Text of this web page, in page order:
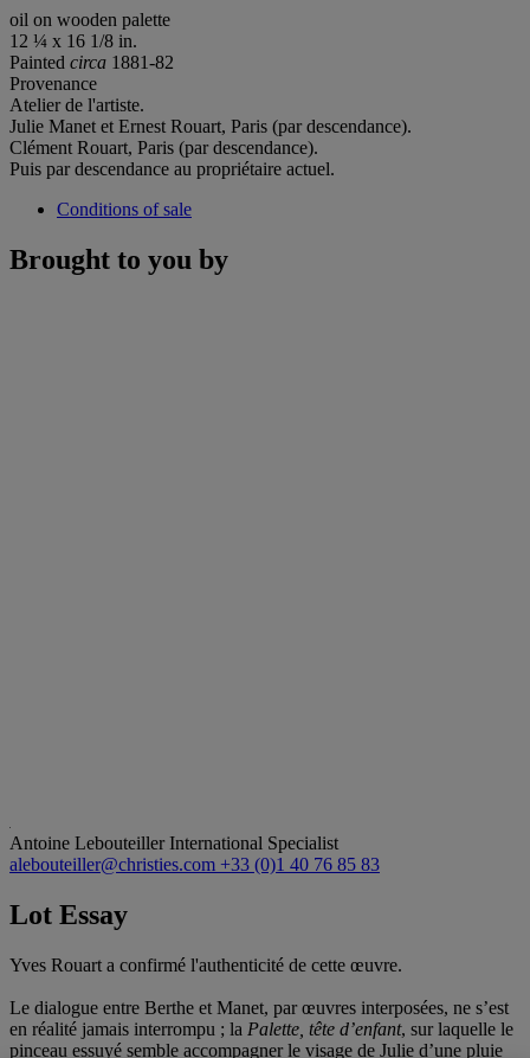
oil on wooden palette
12 ¼ x 16 1/8 in.
Painted circa 1881-82
Provenance
Atelier de l'artiste.
Julie Manet et Ernest Rouart, Paris (par descendance).
Clément Rouart, Paris (par descendance).
Puis par descendance au propriétaire actuel.
Conditions of sale
Brought to you by
Antoine LebouteillerInternational Specialist
alebouteiller@christies.com +33 (0)1 40 76 85 83
Lot Essay
Yves Rouart a confirmé l'authenticité de cette œuvre.
Le dialogue entre Berthe et Manet, par œuvres interposées, ne s’est
en réalité jamais interrompu ; la Palette, tête d’enfant, sur laquelle le
pinceau essuyé semble accompagner le visage de Julie d’une pluie